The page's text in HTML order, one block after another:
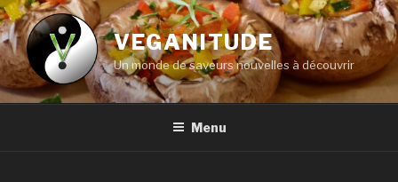
Aller
au
contenu
principal
VEGANITUDE
Un monde de saveurs nouvelles à découvrir
Menu